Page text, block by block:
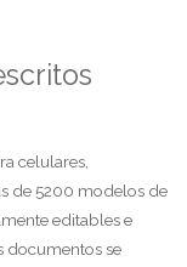
celulares,
de 5200 modelos de
editables e
documentos se